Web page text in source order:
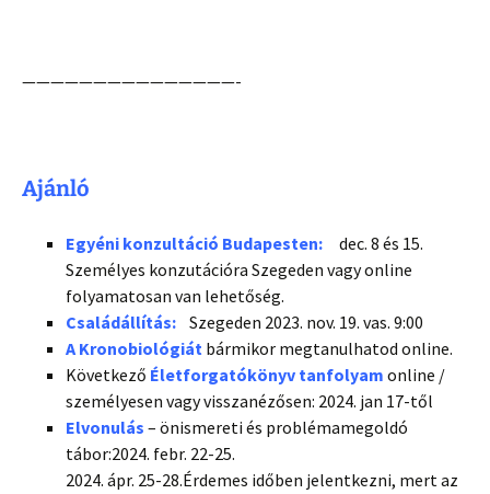
———————————————-
Ajánló
Egyéni konzultáció Budapesten: dec. 8 és 15.
Személyes konzutációra Szegeden vagy online
folyamatosan van lehetőség.
Családállítás: Szegeden 2023. nov. 19. vas. 9:00
A Kronobiológiát bármikor megtanulhatod online.
Következő Életforgatókönyv tanfolyam online /
személyesen vagy visszanézősen: 2024. jan 17-től
Elvonulás – önismereti és problémamegoldó
tábor:2024. febr. 22-25.
2024. ápr. 25-28.Érdemes időben jelentkezni, mert az